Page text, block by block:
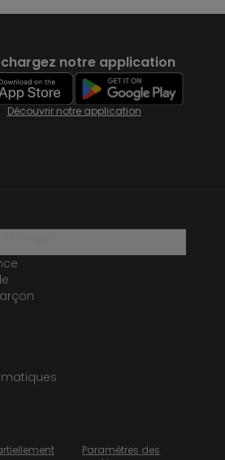
notre application
Découvrir notre application
Paramètres des